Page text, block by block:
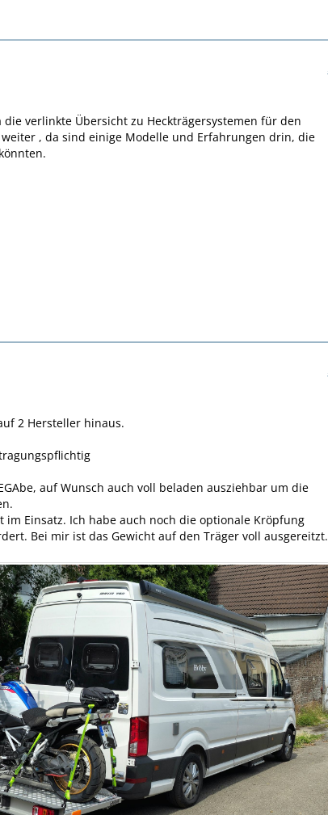
verlinkte Übersicht zu Heckträgersystemen für den
, da sind einige Modelle und Erfahrungen drin, die
2 Hersteller hinaus.
auf Wunsch auch voll beladen ausziehbar um die
im Einsatz. Ich habe auch noch die optionale Kröpfung
Bei mir ist das Gewicht auf den Träger voll ausgereitzt.